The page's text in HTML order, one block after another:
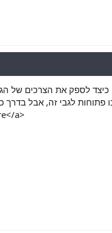
לספק את הצרכים של
a>